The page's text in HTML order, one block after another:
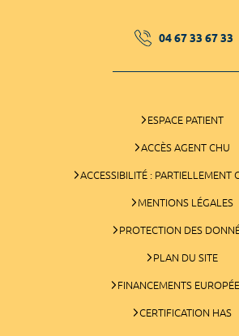
04 67 33 67 33
ESPACE PATIENT
ACCÈS AGENT CHU
ACCESSIBILITÉ : PARTIELLEMENT
MENTIONS LÉGALES
PROTECTION DES
PLAN DU SITE
FINANCEMENTS
CERTIFICATION HAS